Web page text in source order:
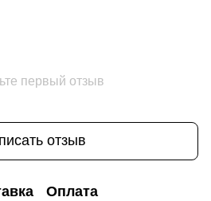
первый отзыв
отзыв
Оплата